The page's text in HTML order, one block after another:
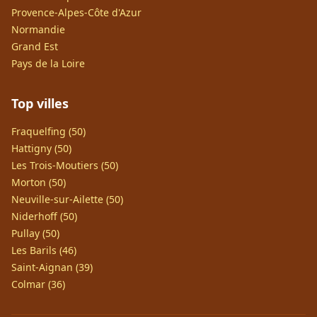
Provence-Alpes-Côte d'Azur
Normandie
Grand Est
Pays de la Loire
Top villes
Fraquelfing (50)
Hattigny (50)
Les Trois-Moutiers (50)
Morton (50)
Neuville-sur-Ailette (50)
Niderhoff (50)
Pullay (50)
Les Barils (46)
Saint-Aignan (39)
Colmar (36)